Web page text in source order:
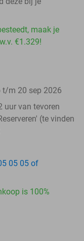
maak je
€1.329!
t/m 20 sep 2026
uur van tevoren
(te vinden
05 05 of
is 100%